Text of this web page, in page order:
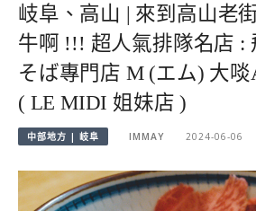
岐阜、高山 | 來到高山老
牛啊 !!! 超人氣排隊名店 :
そば專門店 M (エム) 大
( LE MIDI 姐妹店 )
中部地方 | 岐阜 IMMAY 2024-06-06